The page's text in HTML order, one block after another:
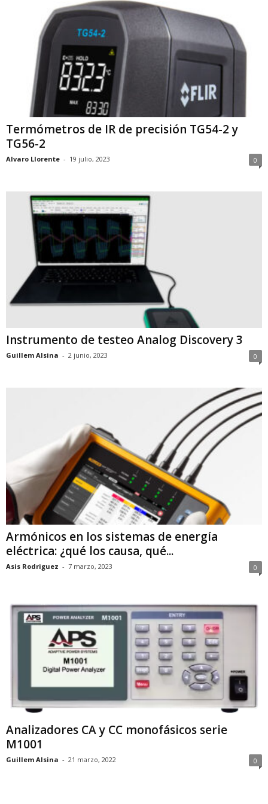
Termómetros de IR de precisión TG54-2 y
TG56-2
Alvaro Llorente - 19 julio, 2023 0
Instrumento de testeo Analog Discovery 3
Guillem Alsina - 2 junio, 2023 0
Armónicos en los sistemas de energía
eléctrica: ¿qué los causa, qué...
Asis Rodriguez - 7 marzo, 2023 0
Analizadores CA y CC monofásicos serie
M1001
Guillem Alsina - 21 marzo, 2022 0